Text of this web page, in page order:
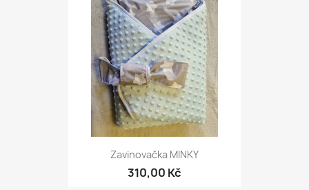
Zavinovačka MINKY
310,00 Kč